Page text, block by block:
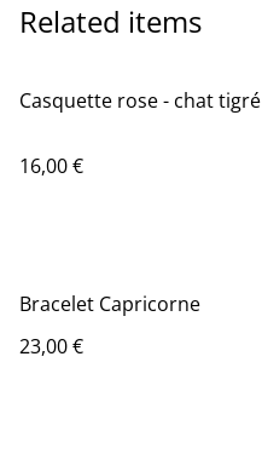
Related items
Casquette rose - chat tigré
16,00 €
Bracelet Capricorne
23,00 €